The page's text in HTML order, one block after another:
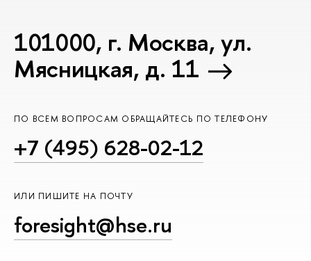
101000, г. Москва, ул.
Мясницкая, д. 11
ПО ВСЕМ ВОПРОСАМ ОБРАЩАЙТЕСЬ ПО ТЕЛЕФОНУ
+7 (495) 628-02-12
ИЛИ ПИШИТЕ НА ПОЧТУ
foresight@hse.ru